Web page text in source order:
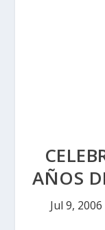
AÑOS
Jul 9, 2006